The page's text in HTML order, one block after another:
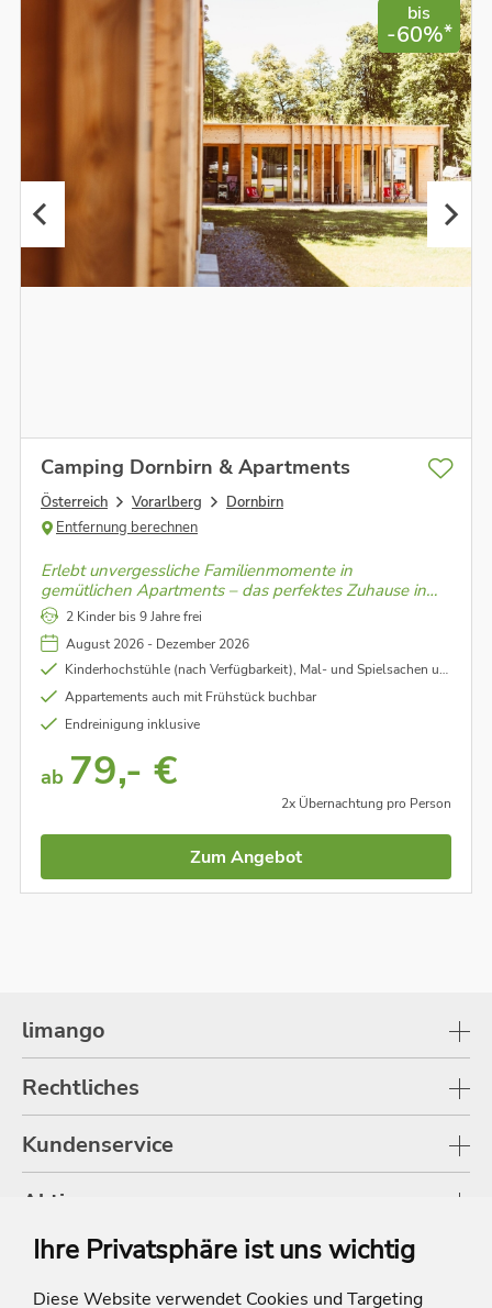
Ihre Privatsphäre ist uns wichtig
Diese Website verwendet Cookies und Targeting
bis
-60%*
Camping Dornbirn & Apartments
Österreich Vorarlberg
Dornbirn
Entfernung berechnen
Erlebt unvergessliche Familienmomente in
gemütlichen Apartments – das perfektes Zuhause in
der Natur, wo Abenteuer und Entspannung auf Euch
warten! Zahlreiche kostenfreie Add-ons inklusive!
2 Kinder bis 9 Jahre frei
August 2026 - Dezember 2026
Kinderhochstühle (nach Verfügbarkeit), Mal- und Spielsachen und Kinderbücher
Appartements auch mit Frühstück buchbar
Endreinigung inklusive
ab 79,- €
2x Übernachtung pro Person
Zum Angebot
limango
Rechtliches
Kundenservice
Aktionen
Shop